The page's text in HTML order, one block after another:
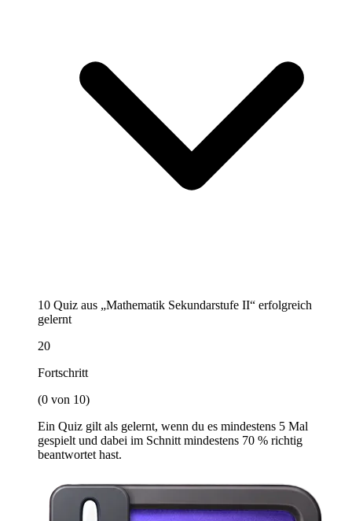
10 Quiz aus „Mathematik Sekundarstufe II“ erfolgreich
gelernt
20
Fortschritt
(0 von 10)
Ein Quiz gilt als gelernt, wenn du es mindestens 5 Mal
gespielt und dabei im Schnitt mindestens 70 % richtig
beantwortet hast.